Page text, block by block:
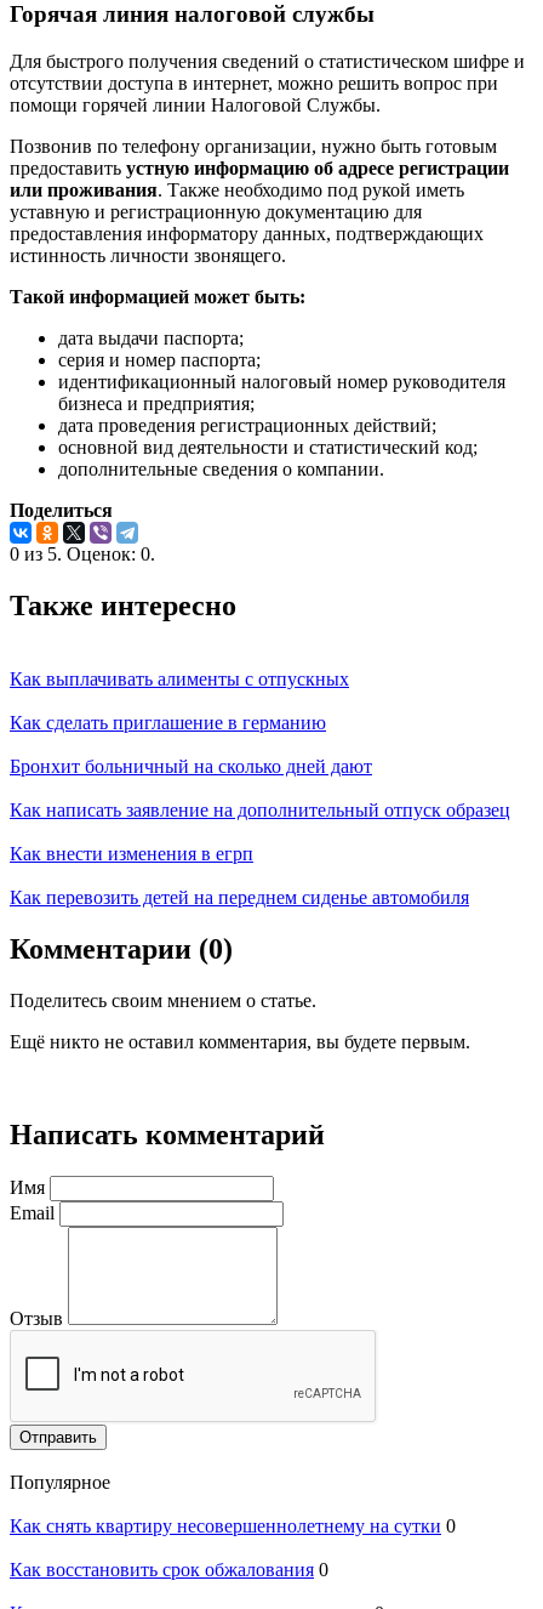
Горячая линия налоговой службы
Для быстрого получения сведений о статистическом шифре и
отсутствии доступа в интернет, можно решить вопрос при
помощи горячей линии Налоговой Службы.
Позвонив по телефону организации, нужно быть готовым
предоставить устную информацию об адресе регистрации
или проживания. Также необходимо под рукой иметь
уставную и регистрационную документацию для
предоставления информатору данных, подтверждающих
истинность личности звонящего.
Такой информацией может быть:
дата выдачи паспорта;
серия и номер паспорта;
идентификационный налоговый номер руководителя
бизнеса и предприятия;
дата проведения регистрационных действий;
основной вид деятельности и статистический код;
дополнительные сведения о компании.
Поделиться
0 из 5. Оценок: 0.
Также интересно
Как выплачивать алименты с отпускных
Как сделать приглашение в германию
Бронхит больничный на сколько дней дают
Как написать заявление на дополнительный отпуск образец
Как внести изменения в егрп
Как перевозить детей на переднем сиденье автомобиля
Комментарии (0)
Поделитесь своим мнением о статье.
Ещё никто не оставил комментария, вы будете первым.
Написать комментарий
Имя
Email
Отзыв
Отправить
Популярное
Как снять квартиру несовершеннолетнему на сутки 0
Как восстановить срок обжалования 0